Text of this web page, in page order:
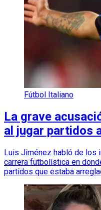
Fútbol Italiano
La grave
al jugar partidos
Luis Jiménez habló de los
carrera futbolística en
partidos que estaba